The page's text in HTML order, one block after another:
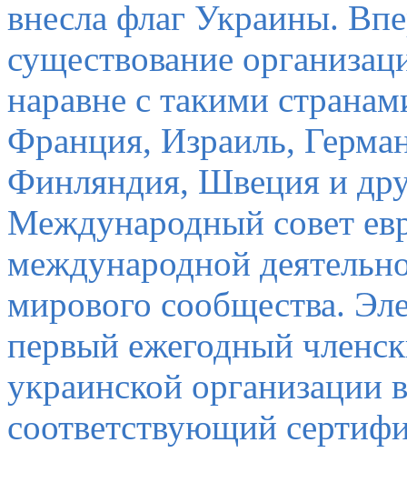
внесла флаг Украины.
существование
наравне с такими
Франция, Израиль,
Финляндия, Швеция и
Международный совет
международной
мирового сообщества.
первый ежегодный
украинской
соответствующий